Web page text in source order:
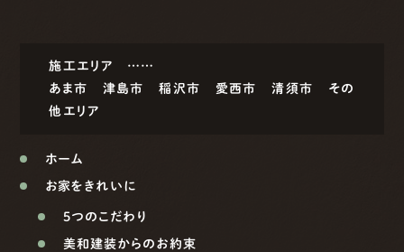
施工エリア ……
あま市
津島市 稲沢市 愛西市 清須市
その
他エリア
ホーム
お家をきれいに
5つのこだわり
美和建装からのお約束